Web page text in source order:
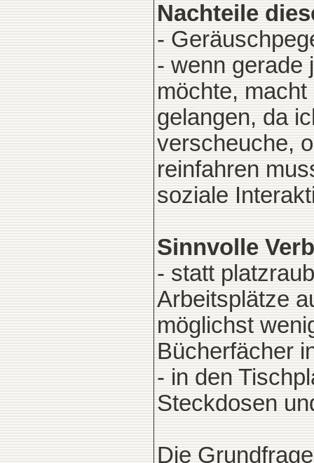
Nachteile
-
- wenn gerade
möchte,
gelangen, da
verscheuche,
reinfahren
soziale
Sinnvolle
- statt
Arbeitsplätze
möglichst
Bücherfächer
- in den
Steckdosen
Die